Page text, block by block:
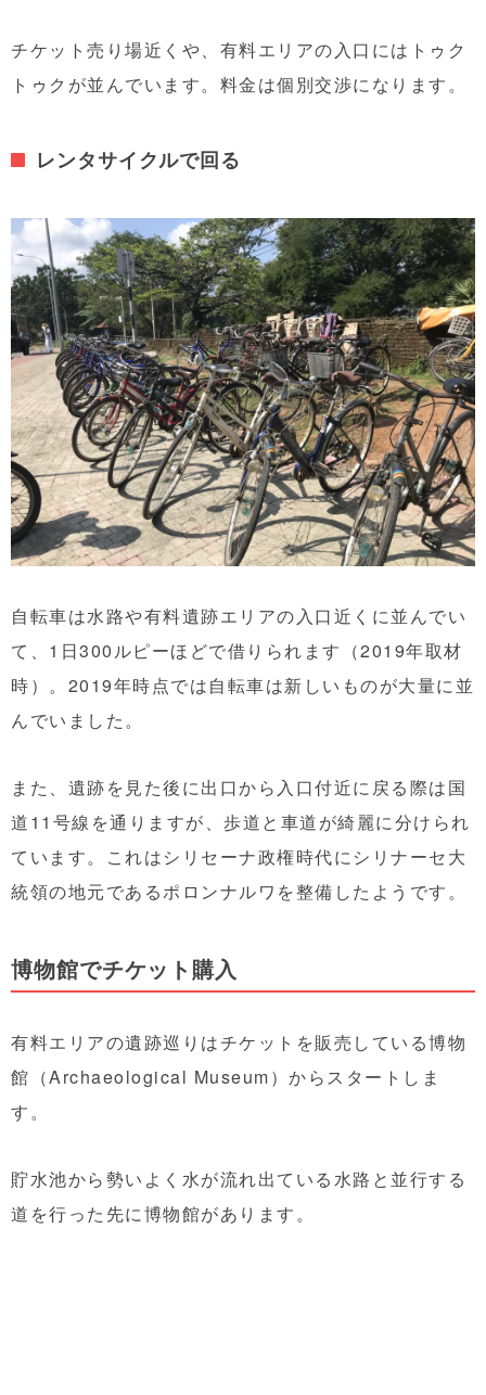
チケット売り場近くや、有料エリアの入口にはトゥク
トゥクが並んでいます。料金は個別交渉になります。
レンタサイクルで回る
自転車は水路や有料遺跡エリアの入口近くに並んでい
て、1日300ルピーほどで借りられます（2019年取材
時）。2019年時点では自転車は新しいものが大量に並
んでいました。
また、遺跡を見た後に出口から入口付近に戻る際は国
道11号線を通りますが、歩道と車道が綺麗に分けられ
ています。これはシリセーナ政権時代にシリナーセ大
統領の地元であるポロンナルワを整備したようです。
博物館でチケット購入
有料エリアの遺跡巡りはチケットを販売している博物
館（Archaeological Museum）からスタートしま
す。
貯水池から勢いよく水が流れ出ている水路と並行する
道を行った先に博物館があります。